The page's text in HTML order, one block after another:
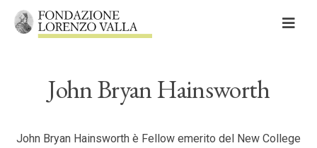
Skip
John Bryan Hainsworth
John Bryan Hainsworth è Fellow emerito del New College